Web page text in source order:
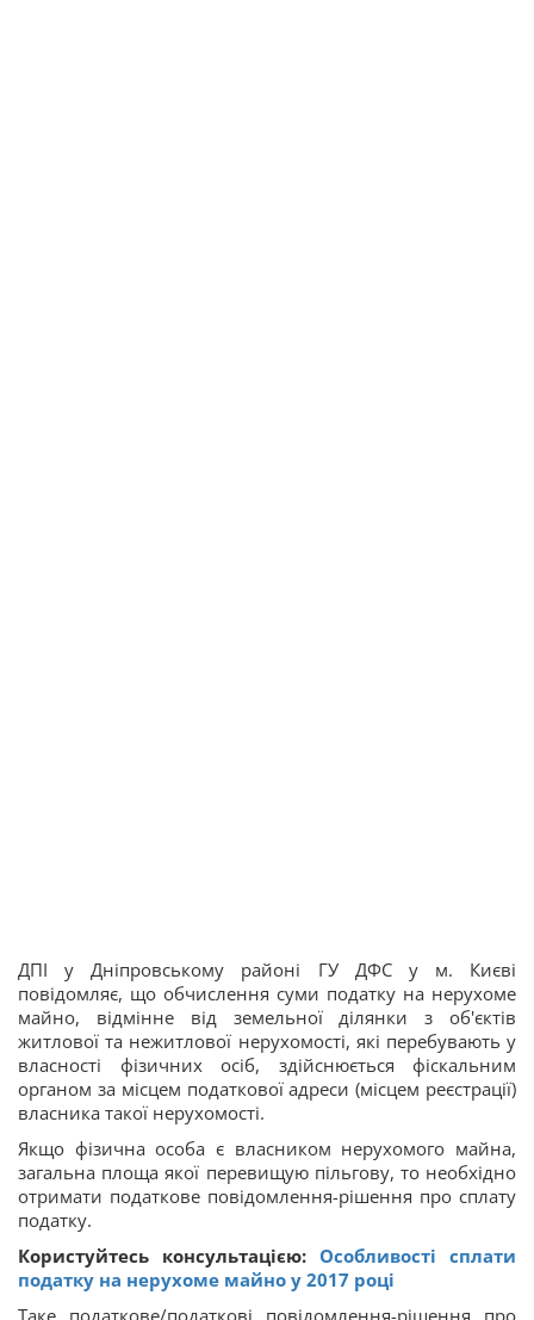
ДПІ у Дніпровському районі ГУ ДФС у м. Києві
повідомляє, що обчислення суми податку на нерухоме
майно, відмінне від земельної ділянки з об'єктів
житлової та нежитлової нерухомості, які перебувають у
власності фізичних осіб, здійснюється фіскальним
органом за місцем податкової адреси (місцем реєстрації)
власника такої нерухомості.
Якщо фізична особа є власником нерухомого майна,
загальна площа якої перевищую пільгову, то необхідно
отримати податкове повідомлення-рішення про сплату
податку.
Користуйтесь консультацією: Особливості сплати
податку на нерухоме майно у 2017 році
Таке податкове/податкові повідомлення-рішення про